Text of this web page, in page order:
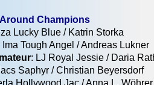
Champions
Lucky Blue / Katrin Storka
Ima Tough Angel / Andreas Lukner
: LJ Royal Jessie / Daria
Saphyr / Christian Beyersdorf
Hollywood Jac / Anna L. Wöhrer